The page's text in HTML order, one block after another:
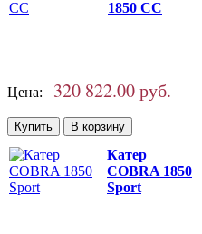
1850 CC
Цена: 320 822.00 руб.
Катер
COBRA 1850
Sport